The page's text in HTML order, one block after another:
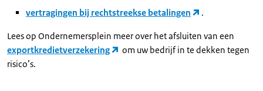
vertragingen bij rechtstreekse betalingen
.
Lees op Ondernemersplein meer over het afsluiten van een
exportkredietverzekering
om uw bedrijf in te dekken tegen
risico’s.